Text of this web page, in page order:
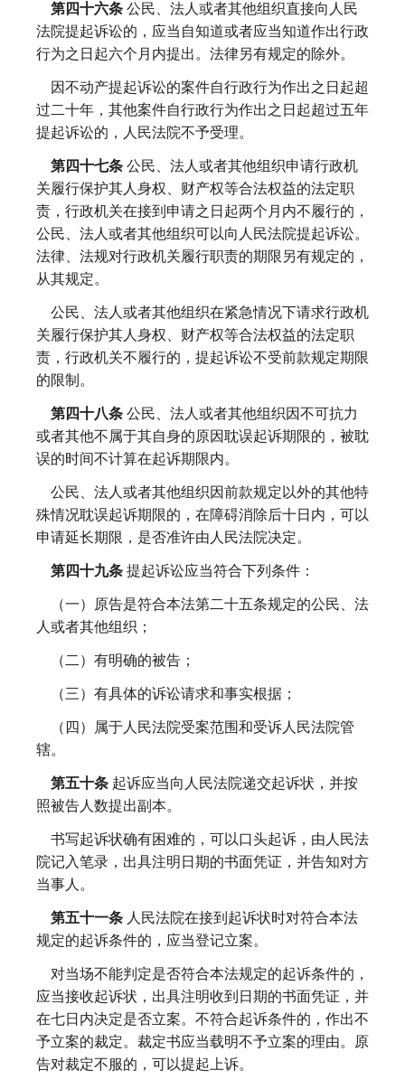
第四十六条 公民、法人或者其他组织直接向人民
法院提起诉讼的，应当自知道或者应当知道作出行政
行为之日起六个月内提出。法律另有规定的除外。
因不动产提起诉讼的案件自行政行为作出之日起超
过二十年，其他案件自行政行为作出之日起超过五年
提起诉讼的，人民法院不予受理。
第四十七条 公民、法人或者其他组织申请行政机
关履行保护其人身权、财产权等合法权益的法定职
责，行政机关在接到申请之日起两个月内不履行的，
公民、法人或者其他组织可以向人民法院提起诉讼。
法律、法规对行政机关履行职责的期限另有规定的，
从其规定。
公民、法人或者其他组织在紧急情况下请求行政机
关履行保护其人身权、财产权等合法权益的法定职
责，行政机关不履行的，提起诉讼不受前款规定期限
的限制。
第四十八条 公民、法人或者其他组织因不可抗力
或者其他不属于其自身的原因耽误起诉期限的，被耽
误的时间不计算在起诉期限内。
公民、法人或者其他组织因前款规定以外的其他特
殊情况耽误起诉期限的，在障碍消除后十日内，可以
申请延长期限，是否准许由人民法院决定。
第四十九条 提起诉讼应当符合下列条件：
（一）原告是符合本法第二十五条规定的公民、法
人或者其他组织；
（二）有明确的被告；
（三）有具体的诉讼请求和事实根据；
（四）属于人民法院受案范围和受诉人民法院管
辖。
第五十条 起诉应当向人民法院递交起诉状，并按
照被告人数提出副本。
书写起诉状确有困难的，可以口头起诉，由人民法
院记入笔录，出具注明日期的书面凭证，并告知对方
当事人。
第五十一条 人民法院在接到起诉状时对符合本法
规定的起诉条件的，应当登记立案。
对当场不能判定是否符合本法规定的起诉条件的，
应当接收起诉状，出具注明收到日期的书面凭证，并
在七日内决定是否立案。不符合起诉条件的，作出不
予立案的裁定。裁定书应当载明不予立案的理由。原
告对裁定不服的，可以提起上诉。